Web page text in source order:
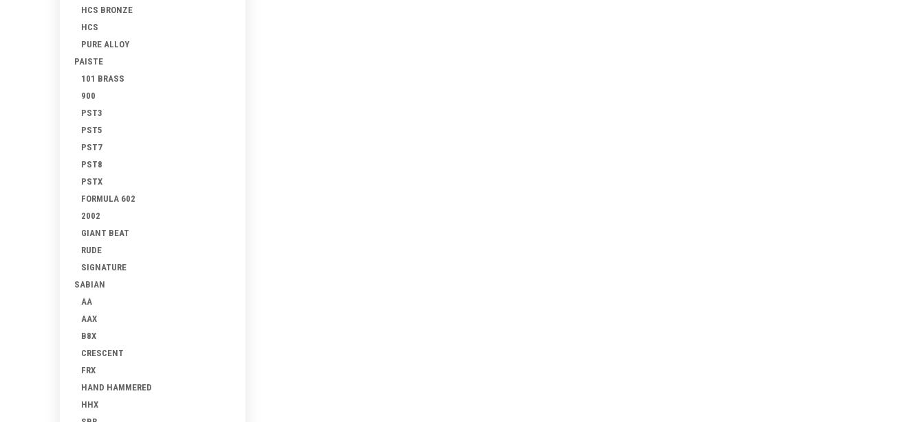
HCS BRONZE
HCS
PURE ALLOY
PAISTE
101 BRASS
900
PST3
PST5
PST7
PST8
PSTX
FORMULA 602
2002
GIANT BEAT
RUDE
SIGNATURE
SABIAN
AA
AAX
B8X
CRESCENT
FRX
HAND HAMMERED
HHX